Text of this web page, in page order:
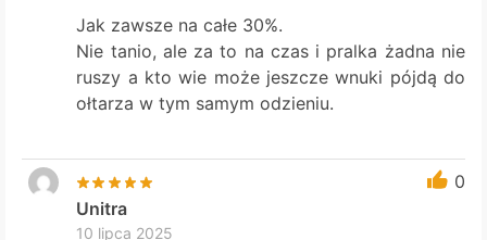
Jak zawsze na całe 30%.
Nie tanio, ale za to na czas i pralka żadna nie
ruszy a kto wie może jeszcze wnuki pójdą do
ołtarza w tym samym odzieniu.
0
Unitra
10 lipca 2025